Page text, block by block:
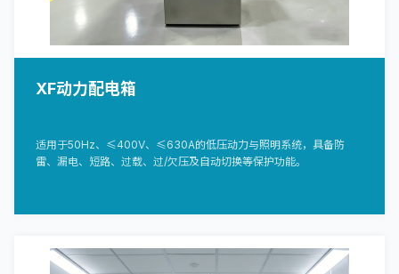
XF动力配电箱
适用于50Hz、≤400V、≤630A的低压动力与照明系统，具备防
雷、漏电、短路、过载、过/欠压及自动切换等保护功能。